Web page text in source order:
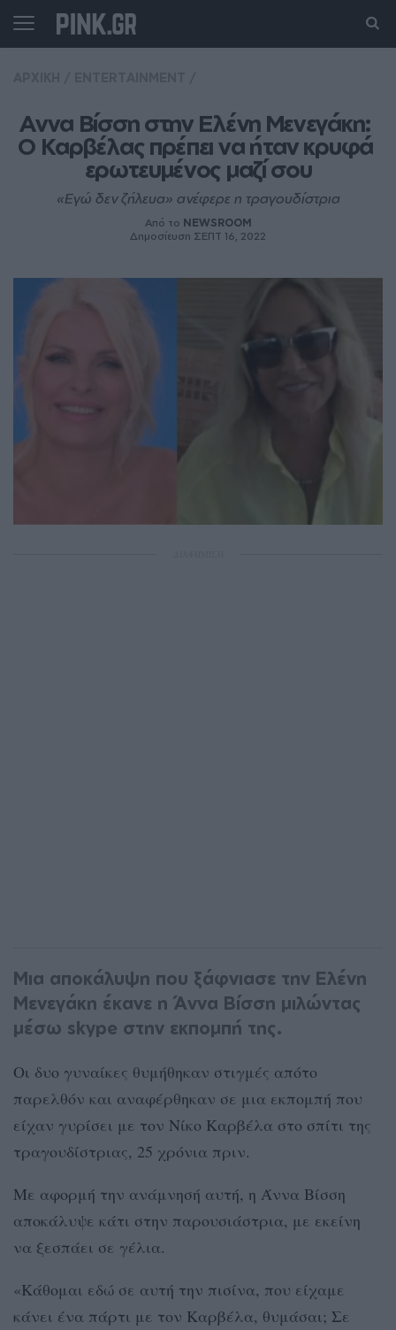
Αννα Βίσση στην Ελένη Μενεγάκη:
Ο Καρβέλας πρέπει να ήταν κρυφά
ερωτευμένος μαζί σου
«Εγώ δεν ζήλευα» ανέφερε η τραγουδίστρια
Από το NEWSROOM
Δημοσίευση ΣΕΠΤ 16, 2022
Μια αποκάλυψη που ξάφνιασε την Ελένη
Μενεγάκη έκανε η Άννα Βίσση μιλώντας
μέσω skype στην εκπομπή της.
Οι δυο γυναίκες θυμήθηκαν στιγμές απότο
παρελθόν και αναφέρθηκαν σε μια εκπομπή που
είχαν γυρίσει με τον Νίκο Καρβέλα στο σπίτι της
τραγουδίστριας, 25 χρόνια πριν.
Με αφορμή την ανάμνησή αυτή, η Άννα Βίσση
αποκάλυψε κάτι στην παρουσιάστρια, με εκείνη
να ξεσπάει σε γέλια.
«Κάθομαι εδώ σε αυτή την πισίνα, που είχαμε
κάνει ένα πάρτι με τον Καρβέλα, θυμάσαι; Σε